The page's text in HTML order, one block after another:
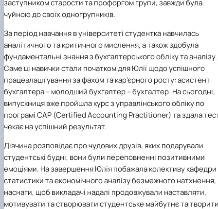
заступником старости та профоргом групи, завжди була
чуйною до своїх одногрупників.
За період навчання в університеті студентка навчилась
аналітичного та критичного мислення, а також здобула
фундаментальні знання з бухгалтерського обліку та аналізу.
Саме ці навички стали початком для Юлії щодо успішного
працевлаштування за фахом та кар’єрного росту: асистент
бухгалтера – молодший бухгалтер – бухгалтер. На сьогодні,
випускниця вже пройшла курс з управлінського обліку по
програмі САР (Certified Accounting Practitioner) та здала
чекає на успішний результат.
Дівчина розповідає про чудових друзів, яких подарували
студентські будні, вони були переповненні позитивними
емоціями. На завершення Юлія побажала колективу кафедри
статистики та економічного аналізу безмежного натхнення,
наснаги, щоб викладачі надалі продовжували наставляти,
мотивувати та створювати студентське майбутнє та